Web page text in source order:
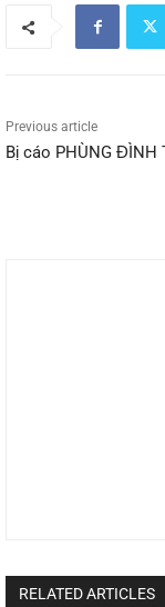
Previous article
Bị cáo PHÙNG ĐÌNH
RELATED ARTICLES